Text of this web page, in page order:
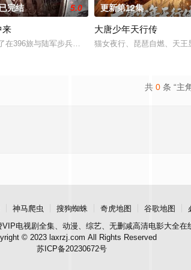
过创新实践实现本土设计理念突破的故事。
饰），虽自小被父母忽视，在艰苦环境中长大，但
完结 5.0
来
在396旅与陆军步兵学院联合举办的小型军事演习中
更新第12集
大唐少年天行传
猫女夜行、琵琶自燃、天
共 0 条 “主
神马爬虫 搜狗蜘蛛 奇虎地图 谷歌地图
VIP电视剧全集、动漫、综艺、无删减高清电影大全在
© 2023 laxrzj.com All Rights Reserved
苏ICP备20230672号